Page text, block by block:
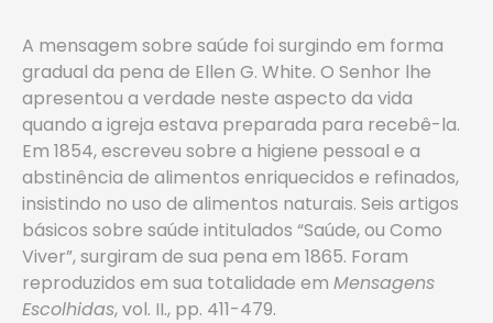
A mensagem sobre saúde foi surgindo em forma
gradual da pena de Ellen G. White. O Senhor lhe
apresentou a verdade neste aspecto da vida
quando a igreja estava preparada para recebê-la.
Em 1854, escreveu sobre a higiene pessoal e a
abstinência de alimentos enriquecidos e refinados,
insistindo no uso de alimentos naturais. Seis artigos
básicos sobre saúde intitulados “Saúde, ou Como
Viver”, surgiram de sua pena em 1865. Foram
reproduzidos em sua totalidade em Mensagens
Escolhidas, vol. II., pp. 411-479.